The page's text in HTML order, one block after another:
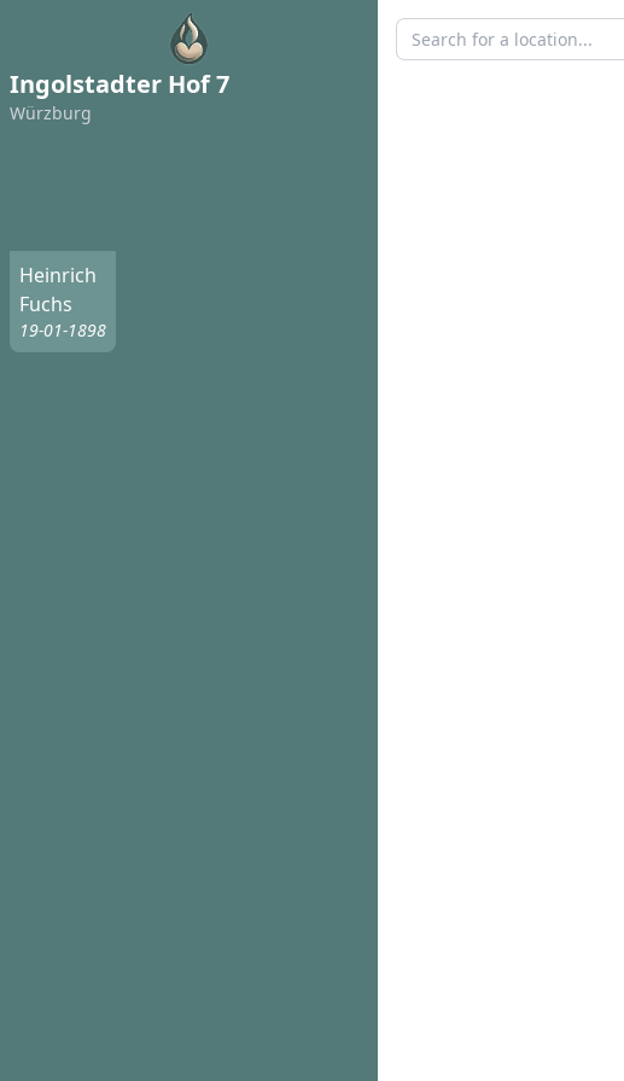
Ingolstadter Hof 7
Würzburg
Heinrich
Fuchs
19-01-1898